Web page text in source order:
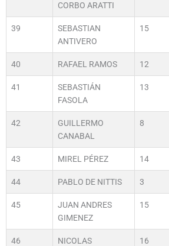
CORBO ARATTI
39
SEBASTIAN
ANTIVERO
15
40 RAFAEL RAMOS 12
41
SEBASTIÁN
FASOLA
13
42
GUILLERMO
CANABAL
8
43 MIREL PÉREZ 14
44 PABLO DE NITTIS 3
45
JUAN ANDRES
GIMENEZ
15
46
NICOLAS
16